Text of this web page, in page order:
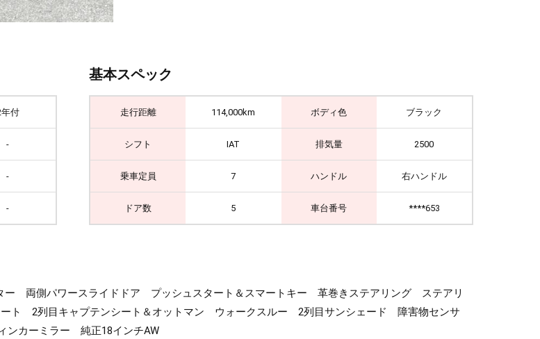
年付
-
-
-
基本スペック
走行距離 114,000km ボディ色 ブラック
シフト IAT 排気量 2500
乗車定員 7 ハンドル 右ハンドル
ドア数 5 車台番号 ****653
両側パワースライドドア プッシュスタート＆スマートキー 革巻きステアリング ステアリ
ト 2列目キャプテンシート＆オットマン ウォークスルー 2列目サンシェード 障害物センサ
カーミラー 純正18インチAW